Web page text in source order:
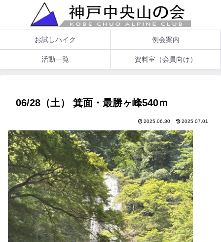
お試しハイク 例会案内
活動一覧 資料室（会員向け）
06/28（土） 箕面・最勝ヶ峰540ｍ
2025.06.30 2025.07.01